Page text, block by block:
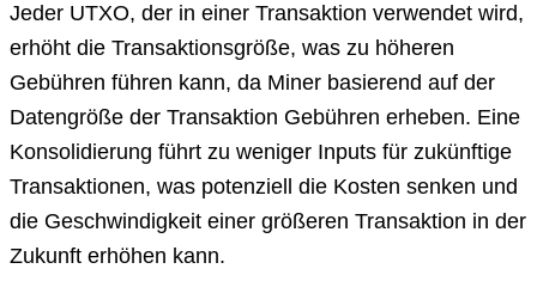
Jeder UTXO, der in einer Transaktion verwendet wird,
erhöht die Transaktionsgröße, was zu höheren
Gebühren führen kann, da Miner basierend auf der
Datengröße der Transaktion Gebühren erheben. Eine
Konsolidierung führt zu weniger Inputs für zukünftige
Transaktionen, was potenziell die Kosten senken und
die Geschwindigkeit einer größeren Transaktion in der
Zukunft erhöhen kann.